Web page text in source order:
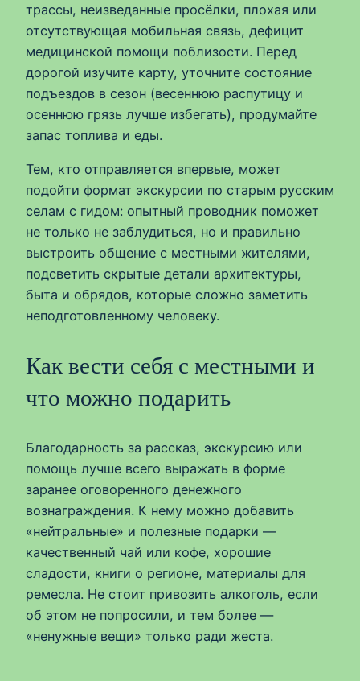
трассы, неизведанные просёлки, плохая или
отсутствующая мобильная связь, дефицит
медицинской помощи поблизости. Перед
дорогой изучите карту, уточните состояние
подъездов в сезон (весеннюю распутицу и
осеннюю грязь лучше избегать), продумайте
запас топлива и еды.
Тем, кто отправляется впервые, может
подойти формат экскурсии по старым русским
селам с гидом: опытный проводник поможет
не только не заблудиться, но и правильно
выстроить общение с местными жителями,
подсветить скрытые детали архитектуры,
быта и обрядов, которые сложно заметить
неподготовленному человеку.
Как вести себя с местными и
что можно подарить
Благодарность за рассказ, экскурсию или
помощь лучше всего выражать в форме
заранее оговоренного денежного
вознаграждения. К нему можно добавить
«нейтральные» и полезные подарки —
качественный чай или кофе, хорошие
сладости, книги о регионе, материалы для
ремесла. Не стоит привозить алкоголь, если
об этом не попросили, и тем более —
«ненужные вещи» только ради жеста.